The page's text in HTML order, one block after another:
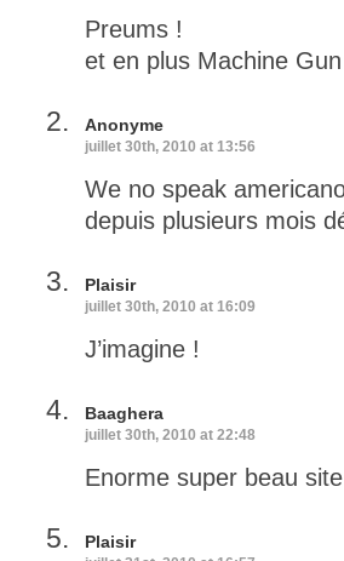
Preums !
et en plus Machine
Anonyme
juillet 30th, 2010 at 13:56
We no speak
depuis plusieurs mois
Plaisir
juillet 30th, 2010 at 16:09
J’imagine !
Baaghera
juillet 30th, 2010 at 22:48
Enorme super beau
Plaisir